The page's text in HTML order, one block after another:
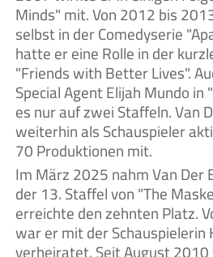
Minds" mit. Von 2012 bis
selbst in der Comedyserie
hatte er eine Rolle in der
"Friends with Better Lives".
Special Agent Elijah Mundo in
es nur auf zwei Staffeln. Van
weiterhin als Schauspieler
70 Produktionen mit.
Im März 2025 nahm Van Der
der 13. Staffel von "The
erreichte den zehnten Platz.
war er mit der Schauspielerin